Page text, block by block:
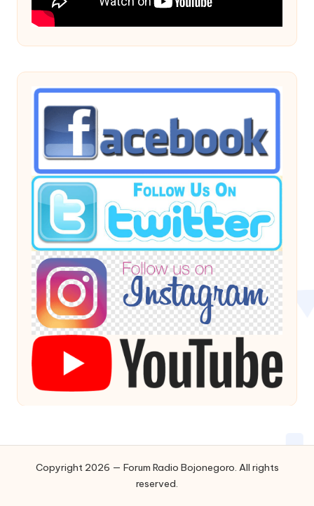
Copyright 2026 — Forum Radio Bojonegoro. All rights
reserved.